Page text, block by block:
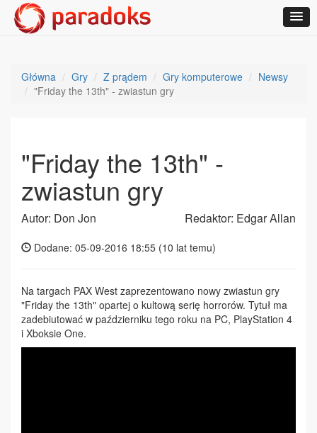
Główna Gry Z prądem Gry komputerowe
Newsy
"Friday the 13th" - zwiastun gry
"Friday the 13th" -
zwiastun gry
Autor: Don Jon Redaktor: Edgar Allan
Dodane: 05-09-2016 18:55 (10 lat temu)
Na targach PAX West zaprezentowano nowy zwiastun gry
"Friday the 13th" opartej o kultową serię horrorów. Tytuł ma
zadebiutować w październiku tego roku na PC, PlayStation 4
i Xboksie One.